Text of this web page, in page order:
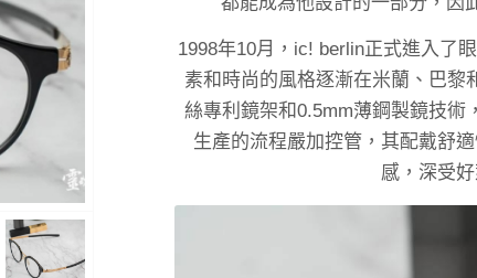
1998年10月，ic! berlin正式進入了
素和時尚的風格逐漸在米蘭、巴黎
絲專利鏡架和0.5mm薄鋼製鏡技術
生產的流程嚴加控管，其配戴舒
感，深受